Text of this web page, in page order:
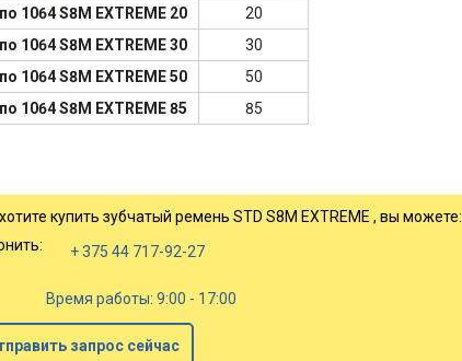
1064 S8M EXTREME 20
20
1064 S8M EXTREME 30
30
1064 S8M EXTREME 50
50
1064 S8M EXTREME 85
85
купить зубчатый ремень STD S8M EXTREME , вы можете:
+ 375 44 717-92-27
Время работы: 9:00 - 17:00
запрос сейчас